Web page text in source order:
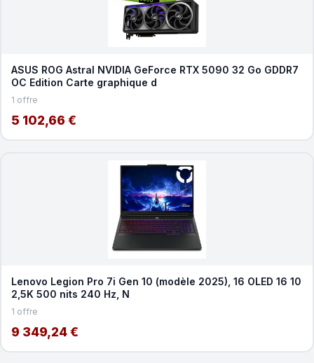
ASUS ROG Astral NVIDIA GeForce RTX 5090 32 Go GDDR7
OC Edition Carte graphique d
1 offre
5 102,66 €
Lenovo Legion Pro 7i Gen 10 (modèle 2025), 16 OLED 16 10
2,5K 500 nits 240 Hz, N
1 offre
9 349,24 €